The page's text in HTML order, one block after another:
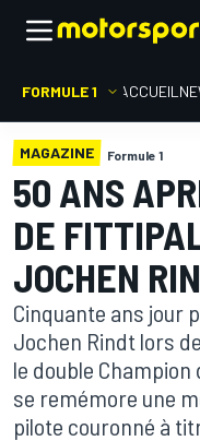
FORMULE 1 ACCUEIL
MAGAZINE Formule 1
50 ANS
DE
JOCHEN
Cinquante ans jour
Jochen Rindt lors
le double
se remémore une
pilote couronné à